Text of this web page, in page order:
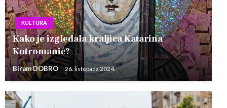
KULTURA
Kako je izgledala kraljica Katarina
Kotromanić?
Biram DOBRO 26. listopada 2024.